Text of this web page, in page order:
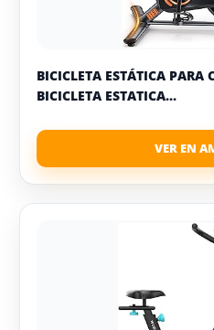
BICICLETA ESTÁTICA PARA
BICICLETA ESTATICA...